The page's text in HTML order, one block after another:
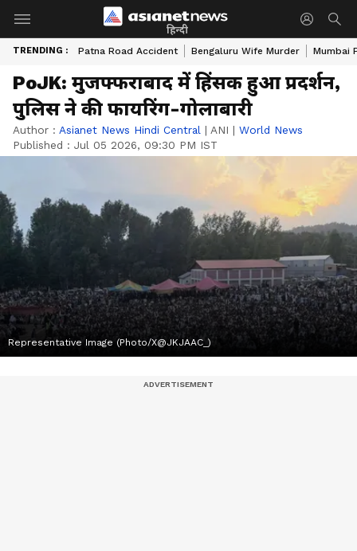
हिन्दी
TRENDING : Patna Road Accident Bengaluru Wife Murder Mumbai
PoJK: मुजफ्फराबाद में हिंसक हुआ प्रदर्शन,
पुलिस ने की फायरिंग-गोलाबारी
Author : Asianet News Hindi Central | ANI | World News
Published : Jul 05 2026, 09:30 PM IST
Representative Image (Photo/X@JKJAAC_)